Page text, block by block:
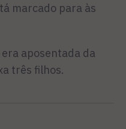
marcado para às
aposentada da
três filhos.